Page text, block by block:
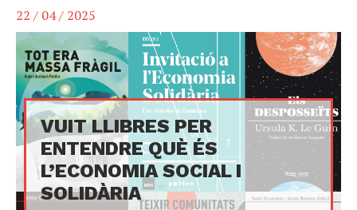
22 / 04 / 2025
VUIT LLIBRES PER
ENTENDRE QUÈ ÉS
L’ECONOMIA SOCIAL I
SOLIDÀRIA